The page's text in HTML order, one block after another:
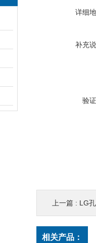
详细
补充
验
上一篇 : LG
相关产品：